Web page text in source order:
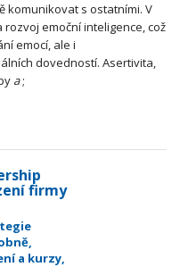
komunikovat s ostatními. V
emoční inteligence, což
emocí, ale i
dovedností. Asertivita,
a;
firmy
a kurzy,